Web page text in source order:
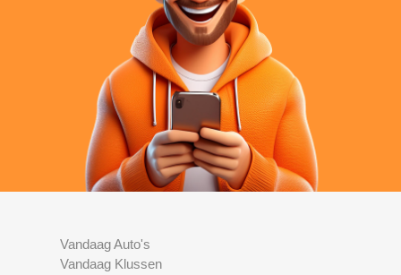
Vandaag Auto's
Vandaag Klussen